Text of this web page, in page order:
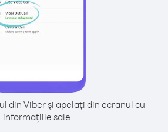
din Viber și apelați din ecranul cu
informațiile sale